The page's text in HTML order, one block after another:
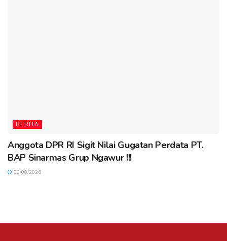
BERITA
Anggota DPR RI Sigit Nilai Gugatan Perdata PT.
BAP Sinarmas Grup Ngawur !!!
03/08/2026